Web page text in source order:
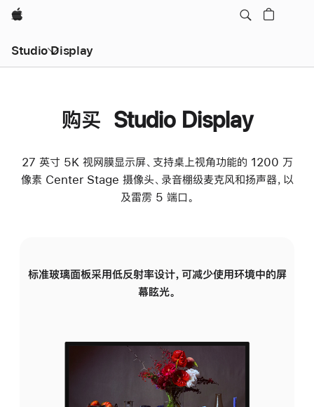
Apple
Studio Display
购买 Studio Display
27 英寸 5K 视网膜显示屏、支持桌上视角功能的 1200 万
像素 Center Stage 摄像头、录音棚级麦克风和扬声器，以
及雷雳 5 端口。
标准玻璃面板采用低反射率设计，可减少使用环境中的屏
幕眩光。